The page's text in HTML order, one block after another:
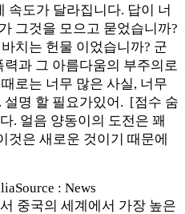
속도가 달라집니다. 답이 너
그것을 모으고 묻었습니까?
치는 헌물 이었습니까? 군
과 그 아름다움의 부주의로
로는 너무 많은 사실, 너무
설명 할 필요가있어. [점수 숨
. 얼음 양동이의 도전은 꽤
것은 새로운 것이기 때문에
: News
중국의 세계에서 가장 높은